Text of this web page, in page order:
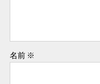
名前 ※